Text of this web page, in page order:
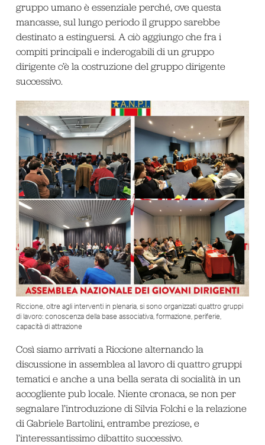
gruppo umano è essenziale perché, ove questa
mancasse, sul lungo periodo il gruppo sarebbe
destinato a estinguersi. A ciò aggiungo che fra i
compiti principali e inderogabili di un gruppo
dirigente c’è la costruzione del gruppo dirigente
successivo.
Riccione, oltre agli interventi in plenaria, si sono organizzati quattro gruppi
di lavoro: conoscenza della base associativa, formazione, periferie,
capacità di attrazione
Così siamo arrivati a Riccione alternando la
discussione in assemblea al lavoro di quattro gruppi
tematici e anche a una bella serata di socialità in un
accogliente pub locale. Niente cronaca, se non per
segnalare l’introduzione di Silvia Folchi e la relazione
di Gabriele Bartolini, entrambe preziose, e
l’interessantissimo dibattito successivo.